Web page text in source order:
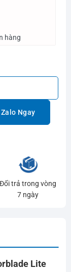
hàng
Ngay
Đổi trả trong vòng
7 ngày
Lite